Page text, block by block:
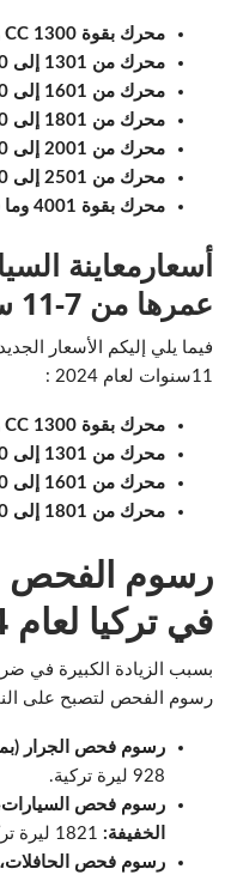
محرك بقوة 1300 CC وما دون:
محرك من 1301 إلى 1600 CC:
محرك من 1601 إلى 1800 CC:
محرك من 1801 إلى 2000 CC:
محرك من 2001 إلى 2500 CC:
محرك من 2501 إلى 3000 CC:
محرك بقوة 4001 وما فوق:
أسعارمعاينة
عمرها من 7-11 سنوات
11سنوات لعام 2024 :
محرك بقوة 1300 CC وما دون:
محرك من 1301 إلى 1600 CC:
محرك من 1601 إلى 1800 CC:
محرك من 1801 إلى 2000 CC:
رسوم الفحص
في تركيا لعام 2024
بسبب الزيادة الكبيرة في
رسوم الفحص لتصبح على
رسوم فحص الجرار
928 ليرة تركية.
رسوم فحص السيارات،
الخفيفة:
رسوم فحص الحافلات،